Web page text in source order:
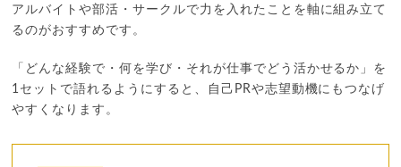
アルバイトや部活・サークルで力を入れたことを軸に組み立て
るのがおすすめです。
「どんな経験で・何を学び・それが仕事でどう活かせるか」を
1セットで語れるようにすると、自己PRや志望動機にもつなげ
やすくなります。